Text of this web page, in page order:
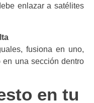
enlazar a satélites
fusiona en uno,
una sección dentro
en tu